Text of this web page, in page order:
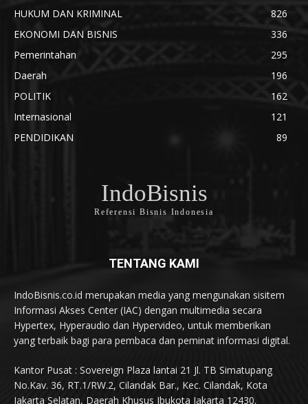
HUKUM DAN KRIMINAL
826
EKONOMI DAN BISNIS
336
Pemerintahan
295
Daerah
196
POLITIK
162
Internasional
121
PENDIDIKAN
89
IndoBisnis
Referensi Bisnis Indonesia
TENTANG KAMI
IndoBisnis.co.id merupakan media yang mengunakan sisitem
Informasi Akses Center (IAC) dengan multimedia secara
Hypertex, Hyperaudio dan Hypervideo, untuk memberikan
yang terbaik bagi para pembaca dan peminat informasi digital.
Kantor Pusat : Sovereign Plaza lantai 21 Jl. TB Simatupang
No.Kav. 36, RT.1/RW.2, Cilandak Bar., Kec. Cilandak, Kota
Jakarta Selatan, Daerah Khusus Ibukota Jakarta 12430.